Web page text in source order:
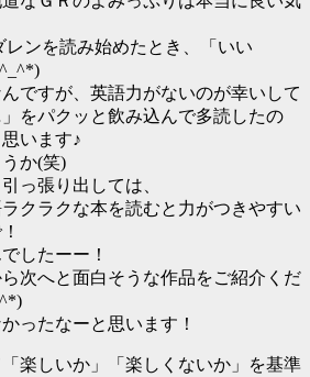
ンを読み始めたとき、「いい
ですが、英語力がないのが幸いして
をパクッと飲み込んで多読したの
います♪
か(笑)
っ張り出しては、
ラクラクな本を読むと力がつきやすい
したーー！
次へと面白そうな作品をご紹介くだ
ったなーと思います！
楽しいか」「楽しくないか」を基準